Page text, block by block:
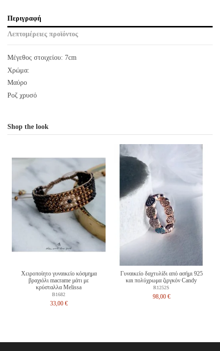
Περιγραφή
Λεπτομέρειες προϊόντος
Μέγεθος στοιχείου: 7cm
Χρώμα:
Μαύρο
Ροζ χρυσό
Shop the look
Χειροποίητο γυναικείο κόσμημα
βραχιόλι macrame μάτι με
κρύσταλλα Melissa
B1682
33,00 €
Γυναικείο δαχτυλίδι από ασήμι 925
και πολύχρωμα ζιργκόν Candy
R1252S
98,00 €